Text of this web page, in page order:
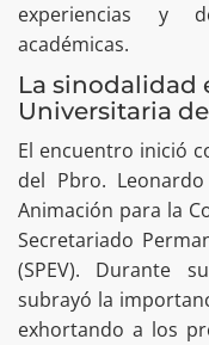
experiencias y
académicas.
La sinodalidad
Universitaria
El encuentro inició
del Pbro.
Animación para la
Secretariado
(SPEV). Durante
subrayó la
exhortando a los